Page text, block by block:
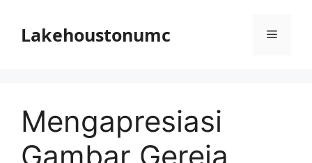
contentLakehoustonumc Menu
Mengapresiasi
Gambar Gereja